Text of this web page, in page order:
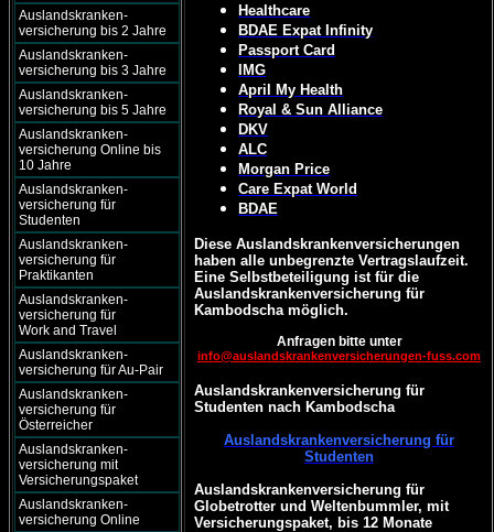
Auslandskranken-
versicherung bis 2 Jahre
Auslandskranken-
versicherung bis 3 Jahre
Auslandskranken-
versicherung bis 5 Jahre
Auslandskranken-
versicherung Online bis
10 Jahre
Auslandskranken-
versicherung für
Studenten
Auslandskranken-
versicherung für
Praktikanten
Auslandskranken-
versicherung für
Work and Travel
Auslandskranken-
versicherung für Au-Pair
Auslandskranken-
versicherung für
Österreicher
Auslandskranken-
versicherung mit
Versicherungspaket
Auslandskranken-
versicherung Online
Healthcare
BDAE Expat Infinity
Passport Card
IMG
April My Health
Royal & Sun Alliance
DKV
ALC
Morgan Price
Care Expat World
BDAE
Diese Auslandskrankenversicherungen
haben alle unbegrenzte Vertragslaufzeit.
Eine Selbstbeteiligung ist für die
Auslandskrankenversicherung für
Kambodscha möglich.
Anfragen bitte unter
info@auslandskrankenversicherungen-fuss.com
Auslandskrankenversicherung für
Studenten nach Kambodscha
Auslandskrankenversicherung für
Studenten
Auslandskrankenversicherung für
Globetrotter und Weltenbummler, mit
Versicherungspaket, bis 12 Monate